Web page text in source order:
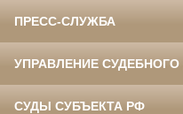
ПРЕСС-СЛУЖБА
УПРАВЛЕНИЕ
СУДЫ СУБЪЕКТА РФ